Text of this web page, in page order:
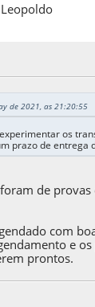
de 2021, as 21:20:55
os
prazo de entrega
de
com
e
prontos.